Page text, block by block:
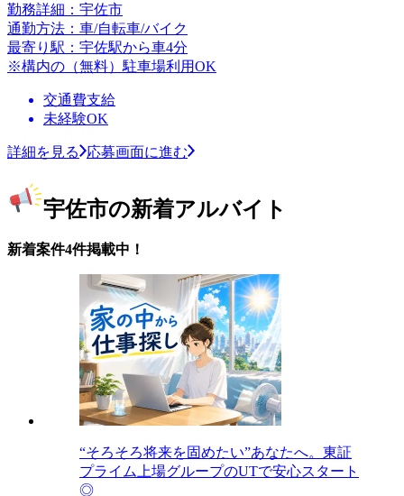
勤務詳細：宇佐市
通勤方法：車/自転車/バイク
最寄り駅：宇佐駅から車4分
※構内の（無料）駐車場利用OK
交通費支給
未経験OK
詳細を見る 応募画面に進む
宇佐市の新着アルバイト
新着案件4件掲載中！
“そろそろ将来を固めたい”あなたへ。東証
プライム上場グループのUTで安心スタート
◎